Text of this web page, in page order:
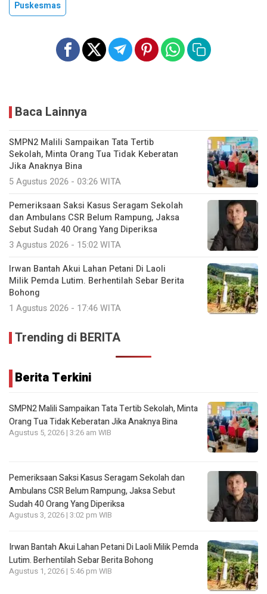
Puskesmas
Baca Lainnya
SMPN2 Malili Sampaikan Tata Tertib
Sekolah, Minta Orang Tua Tidak Keberatan
Jika Anaknya Bina
5 Agustus 2026 - 03:26 WITA
Pemeriksaan Saksi Kasus Seragam Sekolah
dan Ambulans CSR Belum Rampung, Jaksa
Sebut Sudah 40 Orang Yang Diperiksa
3 Agustus 2026 - 15:02 WITA
Irwan Bantah Akui Lahan Petani Di Laoli
Milik Pemda Lutim. Berhentilah Sebar Berita
Bohong
1 Agustus 2026 - 17:46 WITA
Trending di BERITA
Berita Terkini
SMPN2 Malili Sampaikan Tata Tertib Sekolah, Minta
Orang Tua Tidak Keberatan Jika Anaknya Bina
Agustus 5, 2026 | 3:26 am WIB
Pemeriksaan Saksi Kasus Seragam Sekolah dan
Ambulans CSR Belum Rampung, Jaksa Sebut
Sudah 40 Orang Yang Diperiksa
Agustus 3, 2026 | 3:02 pm WIB
Irwan Bantah Akui Lahan Petani Di Laoli Milik Pemda
Lutim. Berhentilah Sebar Berita Bohong
Agustus 1, 2026 | 5:46 pm WIB